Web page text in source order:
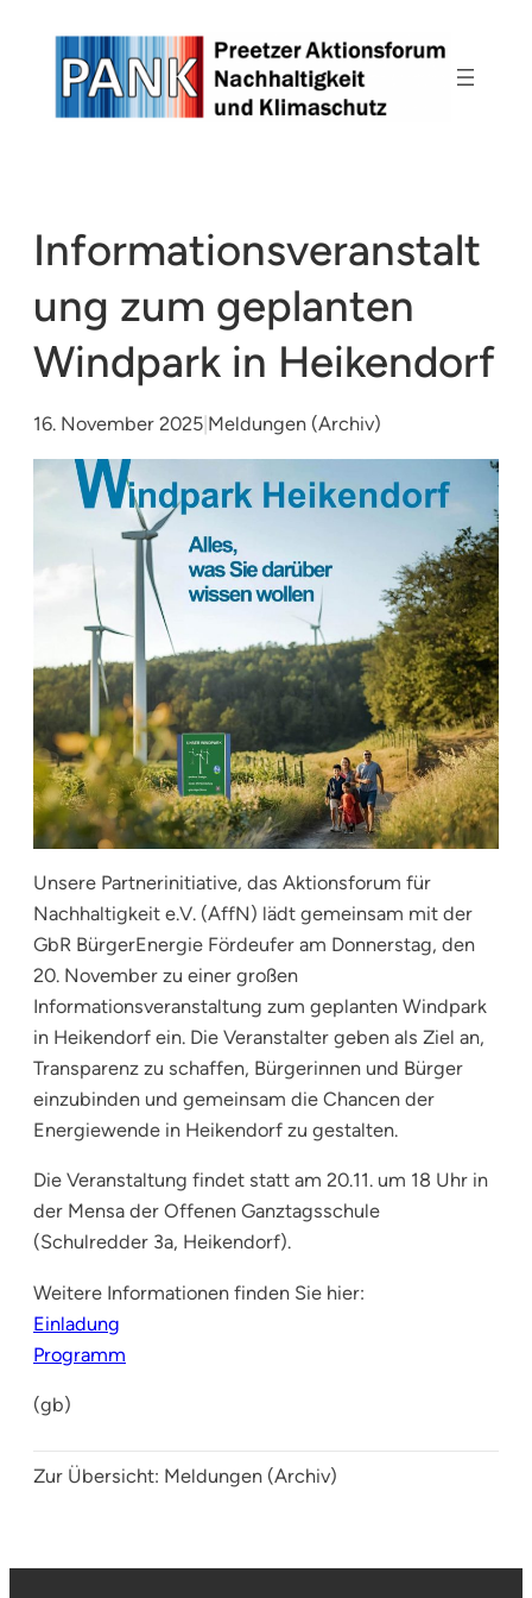
springen
Informationsveranstalt
ung zum geplanten
Windpark in Heikendorf
16. November 2025 Meldungen (Archiv)
Unsere Partnerinitiative, das Aktionsforum für
Nachhaltigkeit e.V. (AffN) lädt gemeinsam mit der
GbR BürgerEnergie Fördeufer am Donnerstag, den
20. November zu einer großen
Informationsveranstaltung zum geplanten Windpark
in Heikendorf ein. Die Veranstalter geben als Ziel an,
Transparenz zu schaffen, Bürgerinnen und Bürger
einzubinden und gemeinsam die Chancen der
Energiewende in Heikendorf zu gestalten.
Die Veranstaltung findet statt am 20.11. um 18 Uhr in
der Mensa der Offenen Ganztagsschule
(Schulredder 3a, Heikendorf).
Weitere Informationen finden Sie hier:
Einladung
Programm
(gb)
Zur Übersicht: Meldungen (Archiv)